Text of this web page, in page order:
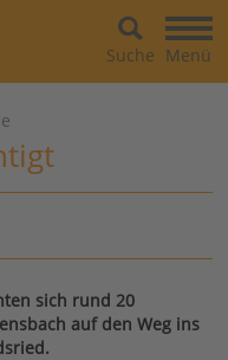
Menü
Suche
sich rund 20
auf den Weg ins